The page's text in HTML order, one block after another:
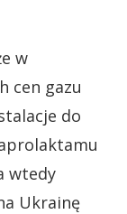
w
cen gazu
do
wtedy
Ukrainę